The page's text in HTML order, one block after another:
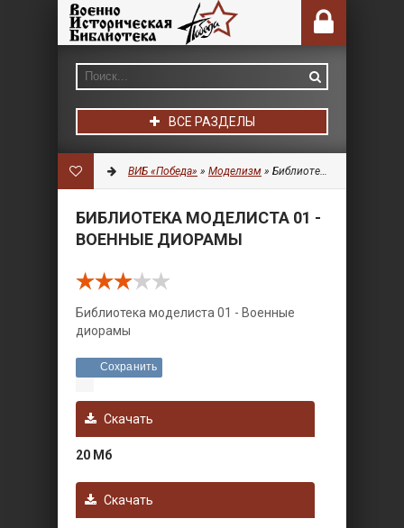
ВСЕ РАЗДЕЛЫ
ВИБ «Победа» » Моделизм » Библиотека моделиста 01 - Военные диорамы
БИБЛИОТЕКА МОДЕЛИСТА 01 -
ВОЕННЫЕ ДИОРАМЫ
Библиотека моделиста 01 - Военные
диорамы
Сохранить
Скачать
20 Мб
Скачать